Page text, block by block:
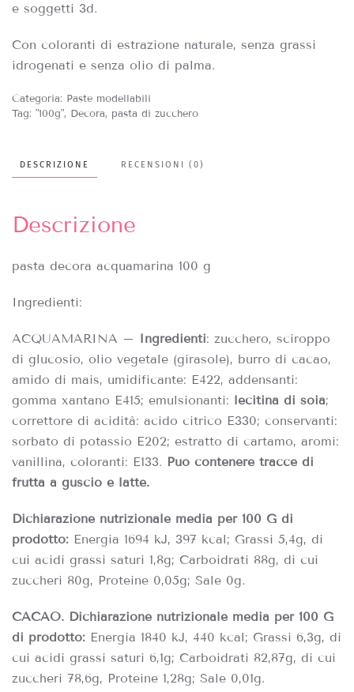
e soggetti 3d.
Con coloranti di estrazione naturale, senza grassi
idrogenati e senza olio di palma.
Categoria: Paste modellabili
Tag: "100g", Decora, pasta di zucchero
DESCRIZIONE RECENSIONI (0)
Descrizione
pasta decora acquamarina 100 g
Ingredienti:
ACQUAMARINA – Ingredienti: zucchero, sciroppo
di glucosio, olio vegetale (girasole), burro di cacao,
amido di mais, umidificante: E422, addensanti:
gomma xantano E415; emulsionanti: lecitina di soia;
correttore di acidità: acido citrico E330; conservanti:
sorbato di potassio E202; estratto di cartamo, aromi:
vanillina, coloranti: E133. Può contenere tracce di
frutta a guscio e latte.
Dichiarazione nutrizionale media per 100 G di
prodotto: Energia 1694 kJ, 397 kcal; Grassi 5,4g, di
cui acidi grassi saturi 1,8g; Carboidrati 88g, di cui
zuccheri 80g, Proteine 0,05g; Sale 0g.
CACAO. Dichiarazione nutrizionale media per 100 G
di prodotto: Energia 1840 kJ, 440 kcal; Grassi 6,3g, di
cui acidi grassi saturi 6,1g; Carboidrati 82,87g, di cui
zuccheri 78,6g, Proteine 1,28g; Sale 0,01g.